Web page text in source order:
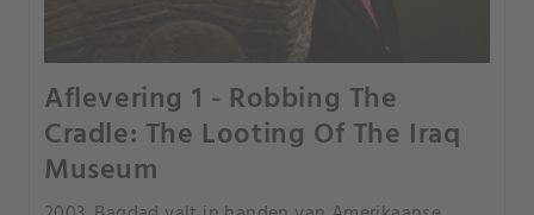
Aflevering 1 - Robbing The
Cradle: The Looting Of The Iraq
Museum